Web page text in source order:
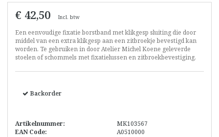
€ 42,50 Incl. btw
Een eenvoudige fixatie borstband met klikgesp sluiting die door
middel van een extra klikgesp aan een zitbroekje bevestigd kan
worden. Te gebruiken in door Atelier Michel Koene geleverde
stoelen of schommels met fixatielussen en zitbroekbevestiging.
Backorder
Artikelnummer:
MK103567
EAN Code:
A0510000